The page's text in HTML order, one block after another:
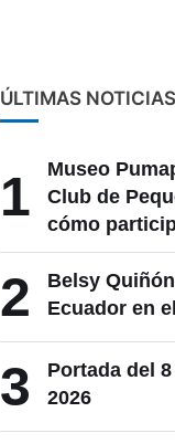
ÚLTIMAS NOTICIAS
1
Museo
Club de
cómo
2
Belsy
Ecuador en
3
Portada del
2026